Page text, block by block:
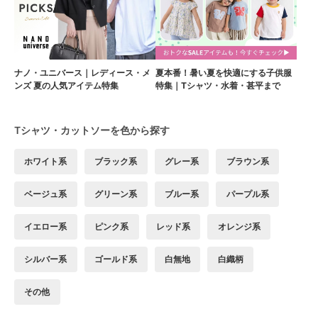
ナノ・ユニバース｜レディース・メ
ンズ 夏の人気アイテム特集
夏本番！暑い夏を快適にする子供服
特集｜Tシャツ・水着・甚平まで
Tシャツ・カットソーを色から探す
ホワイト系 ブラック系 グレー系 ブラウン系
ベージュ系 グリーン系 ブルー系 パープル系
イエロー系 ピンク系 レッド系 オレンジ系
シルバー系 ゴールド系 白無地 白織柄
その他